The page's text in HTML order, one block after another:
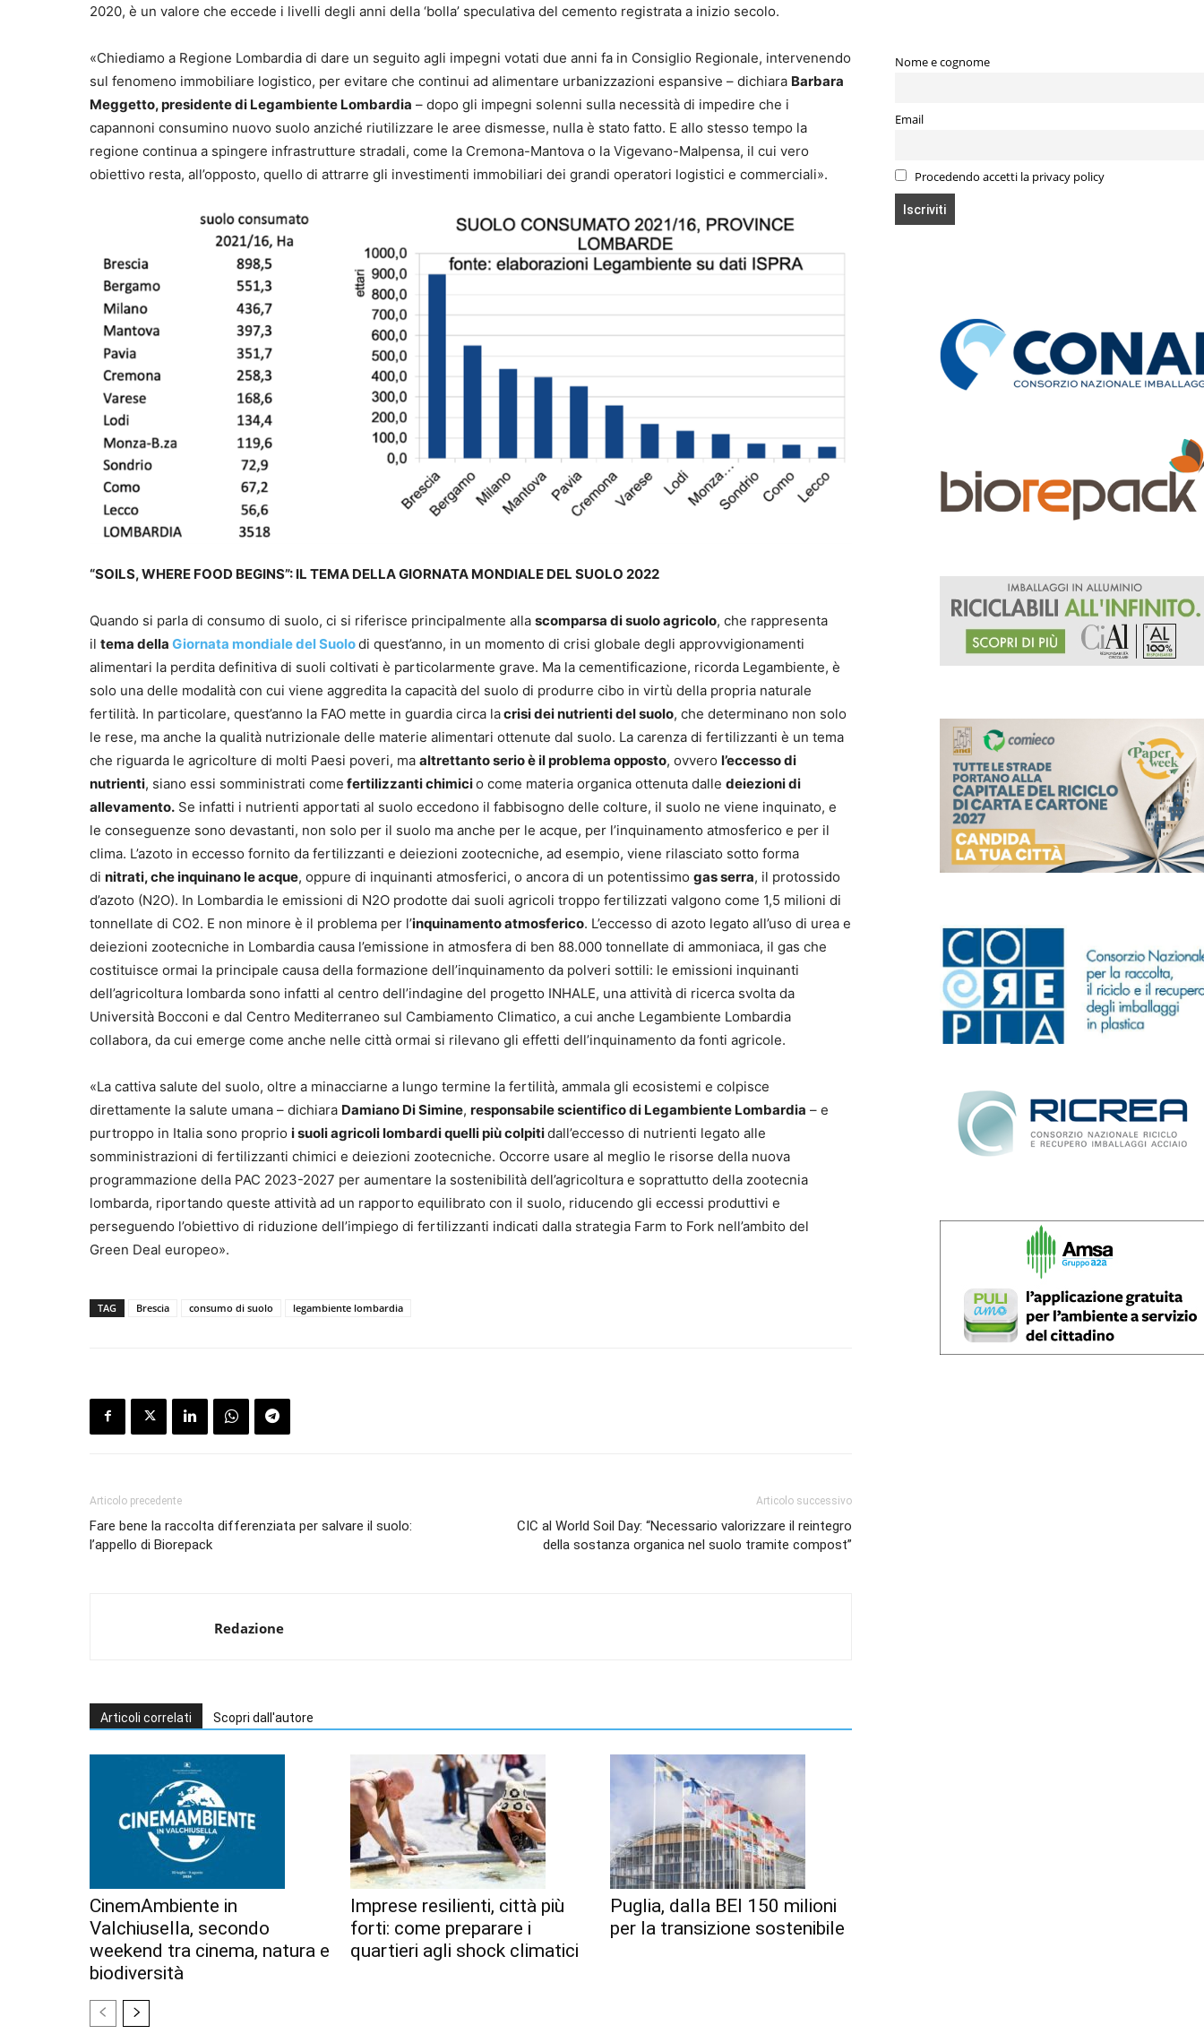
2020, è un valore che eccede i livelli degli anni della ‘bolla’ speculativa del cemento registrata a inizio secolo.
«Chiediamo a Regione Lombardia di dare un seguito agli impegni votati due anni fa in Consiglio Regionale, intervenendo
sul fenomeno immobiliare logistico, per evitare che continui ad alimentare urbanizzazioni espansive – dichiara Barbara
Meggetto, presidente di Legambiente Lombardia – dopo gli impegni solenni sulla necessità di impedire che i
capannoni consumino nuovo suolo anziché riutilizzare le aree dismesse, nulla è stato fatto. E allo stesso tempo la
regione continua a spingere infrastrutture stradali, come la Cremona-Mantova o la Vigevano-Malpensa, il cui vero
obiettivo resta, all’opposto, quello di attrarre gli investimenti immobiliari dei grandi operatori logistici e commerciali».
“SOILS, WHERE FOOD BEGINS”: IL TEMA DELLA GIORNATA MONDIALE DEL SUOLO 2022
Quando si parla di consumo di suolo, ci si riferisce principalmente alla scomparsa di suolo agricolo, che rappresenta
il tema della Giornata mondiale del Suolodi quest’anno, in un momento di crisi globale degli approvvigionamenti
alimentari la perdita definitiva di suoli coltivati è particolarmente grave. Ma la cementificazione, ricorda Legambiente, è
solo una delle modalità con cui viene aggredita la capacità del suolo di produrre cibo in virtù della propria naturale
fertilità. In particolare, quest’anno la FAO mette in guardia circa lacrisi dei nutrienti del suolo, che determinano non solo
le rese, ma anche la qualità nutrizionale delle materie alimentari ottenute dal suolo. La carenza di fertilizzanti è un tema
che riguarda le agricolture di molti Paesi poveri, ma altrettanto serio è il problema opposto, ovvero l’eccesso di
nutrienti, siano essi somministrati come fertilizzanti chimicio come materia organica ottenuta dalle deiezioni di
allevamento. Se infatti i nutrienti apportati al suolo eccedono il fabbisogno delle colture, il suolo ne viene inquinato, e
le conseguenze sono devastanti, non solo per il suolo ma anche per le acque, per l’inquinamento atmosferico e per il
clima. L’azoto in eccesso fornito da fertilizzanti e deiezioni zootecniche, ad esempio, viene rilasciato sotto forma
di nitrati, che inquinano le acque, oppure di inquinanti atmosferici, o ancora di un potentissimo gas serra, il protossido
d’azoto (N2O). In Lombardia le emissioni di N2O prodotte dai suoli agricoli troppo fertilizzati valgono come 1,5 milioni di
tonnellate di CO2. E non minore è il problema per l’inquinamento atmosferico. L’eccesso di azoto legato all’uso di urea e
deiezioni zootecniche in Lombardia causa l’emissione in atmosfera di ben 88.000 tonnellate di ammoniaca, il gas che
costituisce ormai la principale causa della formazione dell’inquinamento da polveri sottili: le emissioni inquinanti
dell’agricoltura lombarda sono infatti al centro dell’indagine del progetto INHALE, una attività di ricerca svolta da
Università Bocconi e dal Centro Mediterraneo sul Cambiamento Climatico, a cui anche Legambiente Lombardia
collabora, da cui emerge come anche nelle città ormai si rilevano gli effetti dell’inquinamento da fonti agricole.
«La cattiva salute del suolo, oltre a minacciarne a lungo termine la fertilità, ammala gli ecosistemi e colpisce
direttamente la salute umana – dichiara Damiano Di Simine, responsabile scientifico di Legambiente Lombardia – e
purtroppo in Italia sono proprio i suoli agricoli lombardi quelli più colpitidall’eccesso di nutrienti legato alle
somministrazioni di fertilizzanti chimici e deiezioni zootecniche. Occorre usare al meglio le risorse della nuova
programmazione della PAC 2023-2027 per aumentare la sostenibilità dell’agricoltura e soprattutto della zootecnia
lombarda, riportando queste attività ad un rapporto equilibrato con il suolo, riducendo gli eccessi produttivi e
perseguendo l’obiettivo di riduzione dell’impiego di fertilizzanti indicati dalla strategia Farm to Fork nell’ambito del
Green Deal europeo».
TAG Brescia consumo di suolo legambiente lombardia
Articolo precedente
Fare bene la raccolta differenziata per salvare il suolo:
l’appello di Biorepack
Articolo successivo
CIC al World Soil Day: “Necessario valorizzare il reintegro
della sostanza organica nel suolo tramite compost”
Redazione
Articoli correlati Scopri dall'autore
CinemAmbiente in
Valchiusella, secondo
weekend tra cinema, natura e
biodiversità
Imprese resilienti, città più
forti: come preparare i
quartieri agli shock climatici
Puglia, dalla BEI 150 milioni
per la transizione sostenibile
Nome e cognome
Email
Procedendo accetti la privacy policy